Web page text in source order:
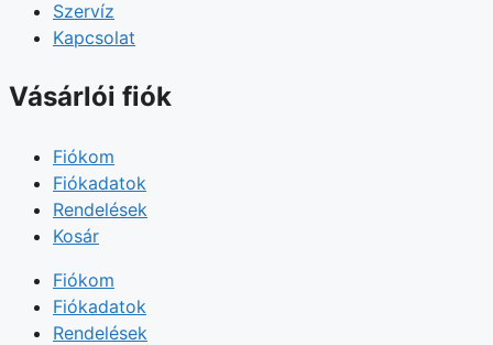
Szervíz
Kapcsolat
Vásárlói fiók
Fiókom
Fiókadatok
Rendelések
Kosár
Fiókom
Fiókadatok
Rendelések